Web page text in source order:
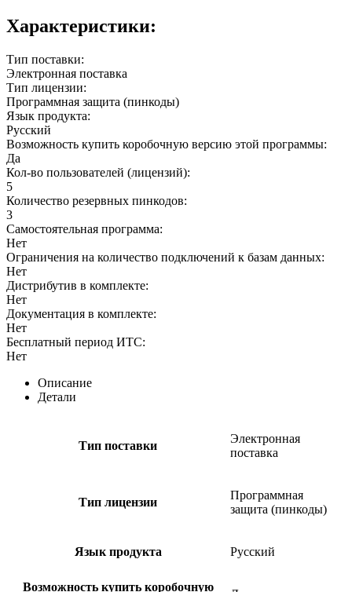
Характеристики:
Тип поставки:
Электронная поставка
Тип лицензии:
Программная защита (пинкоды)
Язык продукта:
Русский
Возможность купить коробочную версию этой программы:
Да
Кол-во пользователей (лицензий):
5
Количество резервных пинкодов:
3
Самостоятельная программа:
Нет
Ограничения на количество подключений к базам данных:
Нет
Дистрибутив в комплекте:
Нет
Документация в комплекте:
Нет
Бесплатный период ИТС:
Нет
Описание
Детали
Тип поставки
Электронная
поставка
Тип лицензии
Программная
защита (пинкоды)
Язык продукта Русский
Возможность купить коробочную